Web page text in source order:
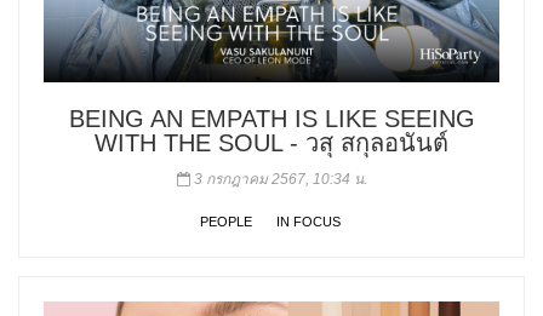
BEING AN EMPATH IS LIKE SEEING
WITH THE SOUL - วสุ สกุลอนันต์
3 กรกฎาคม 2567, 10:34 น.
PEOPLE IN FOCUS